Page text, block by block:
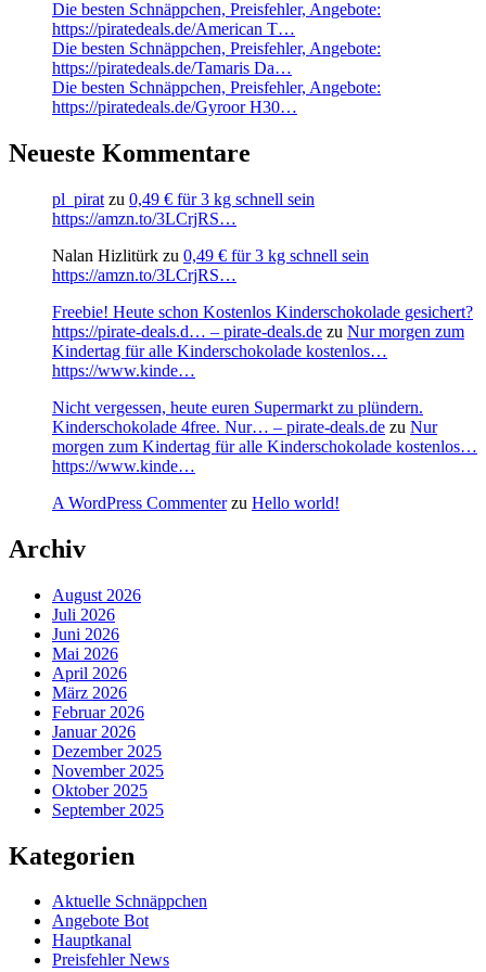
Die besten Schnäppchen, Preisfehler, Angebote:
https://piratedeals.de/American T…
Die besten Schnäppchen, Preisfehler, Angebote:
https://piratedeals.de/Tamaris Da…
Die besten Schnäppchen, Preisfehler, Angebote:
https://piratedeals.de/Gyroor H30…
Neueste Kommentare
pl_pirat zu 0,49 € für 3 kg schnell sein
https://amzn.to/3LCrjRS…
Nalan Hizlitürk zu 0,49 € für 3 kg schnell sein
https://amzn.to/3LCrjRS…
Freebie! Heute schon Kostenlos Kinderschokolade gesichert?
https://pirate-deals.d… – pirate-deals.de zu Nur morgen zum
Kindertag für alle Kinderschokolade kostenlos…
https://www.kinde…
Nicht vergessen, heute euren Supermarkt zu plündern.
Kinderschokolade 4free. Nur… – pirate-deals.de zu Nur
morgen zum Kindertag für alle Kinderschokolade kostenlos…
https://www.kinde…
A WordPress Commenterzu Hello world!
Archiv
August 2026
Juli 2026
Juni 2026
Mai 2026
April 2026
März 2026
Februar 2026
Januar 2026
Dezember 2025
November 2025
Oktober 2025
September 2025
Kategorien
Aktuelle Schnäppchen
Angebote Bot
Hauptkanal
Preisfehler News